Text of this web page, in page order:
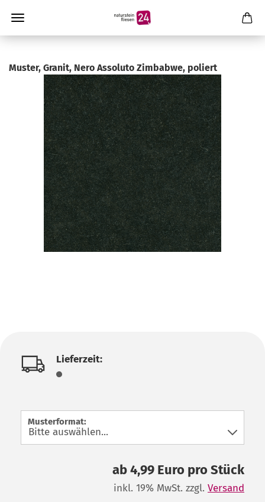
Muster, Granit, Nero Assoluto Zimbabwe, poliert
Lieferzeit:
Musterformat:
ab 4,99 Euro pro Stück
inkl. 19% MwSt. zzgl. Versand